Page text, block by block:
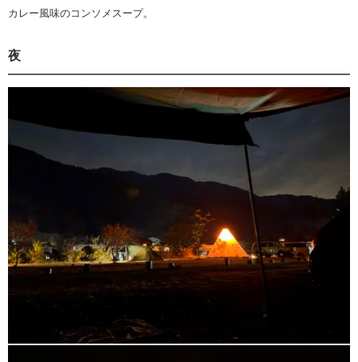
カレー風味のコンソメスープ。
夜